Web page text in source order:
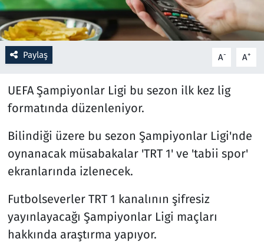
Paylaş A- A+
UEFA Şampiyonlar Ligi bu sezon ilk kez lig
formatında düzenleniyor.
Bilindiği üzere bu sezon Şampiyonlar Ligi'nde
oynanacak müsabakalar 'TRT 1' ve 'tabii spor'
ekranlarında izlenecek.
Futbolseverler TRT 1 kanalının şifresiz
yayınlayacağı Şampiyonlar Ligi maçları
hakkında araştırma yapıyor.
Rüya Tabirleri
Sağlık
Savunma Sanayi
Seçim 2023
Teknoloji ve Bilim